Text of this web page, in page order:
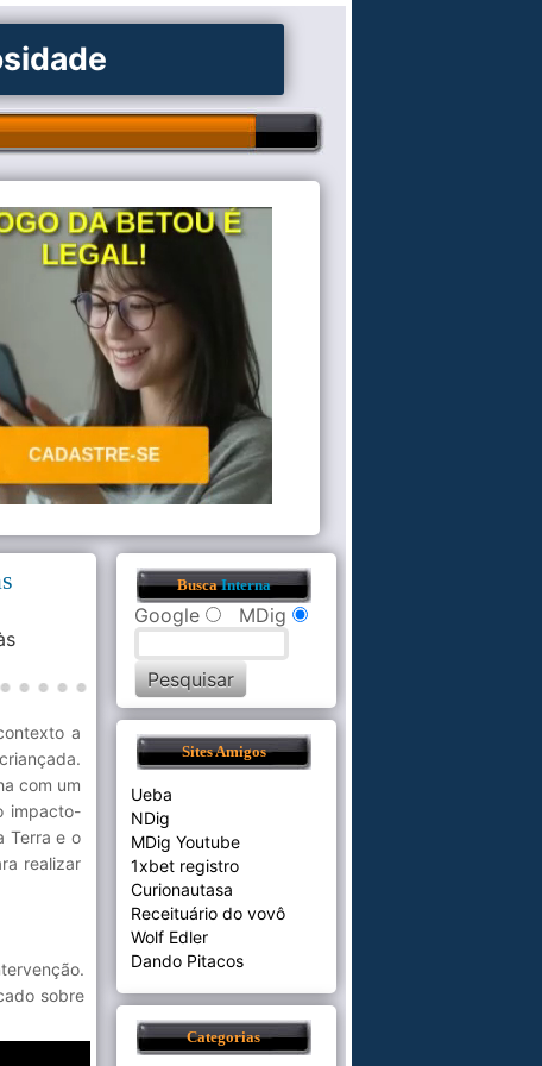
a
com um
impacto-
Terra e o
realizar
sobre
BuscaInterna
Google MDig
Sites Amigos
Ueba
NDig
MDig Youtube
1xbet registro
Curionautasa
Receituário do vovô
Wolf Edler
Dando Pitacos
Categorias